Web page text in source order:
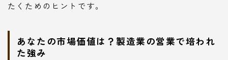
たくためのヒントです。
あなたの市場価値は？製造業の営業で培われ
た強み